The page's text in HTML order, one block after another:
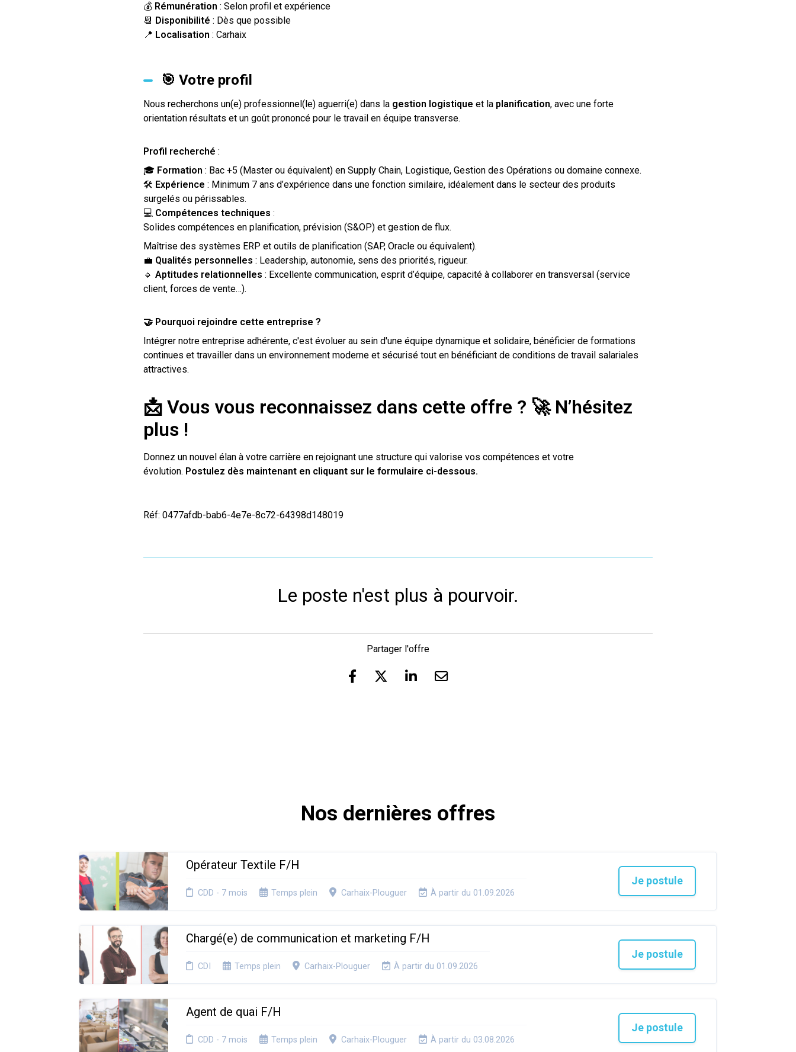
💰 Rémunération : Selon profil et expérience
📆 Disponibilité : Dès que possible
📍 Localisation : Carhaix
🎯 Votre profil
Nous recherchons un(e) professionnel(le) aguerri(e) dans la gestion logistique et la planification, avec une forte
orientation résultats et un goût prononcé pour le travail en équipe transverse.
Profil recherché :
🎓 Formation : Bac +5 (Master ou équivalent) en Supply Chain, Logistique, Gestion des Opérations ou domaine connexe.
🛠 Expérience : Minimum 7 ans d’expérience dans une fonction similaire, idéalement dans le secteur des produits
surgelés ou périssables.
💻 Compétences techniques :
Solides compétences en planification, prévision (S&OP) et gestion de flux.
Maîtrise des systèmes ERP et outils de planification (SAP, Oracle ou équivalent).
💼 Qualités personnelles : Leadership, autonomie, sens des priorités, rigueur.
🔹 Aptitudes relationnelles : Excellente communication, esprit d’équipe, capacité à collaborer en transversal (service
client, forces de vente…).
🤝 Pourquoi rejoindre cette entreprise ?
Intégrer notre entreprise adhérente, c'est évoluer au sein d'une équipe dynamique et solidaire, bénéficier de formations
continues et travailler dans un environnement moderne et sécurisé tout en bénéficiant de conditions de travail salariales
attractives.
📩 Vous vous reconnaissez dans cette offre ? 🚀 N’hésitez
plus !
Donnez un nouvel élan à votre carrière en rejoignant une structure qui valorise vos compétences et votre
évolution. Postulez dès maintenant en cliquant sur le formulaire ci-dessous.
Réf: 0477afdb-bab6-4e7e-8c72-64398d148019
Le poste n'est plus à pourvoir.
Partager l'offre
Nos dernières offres
Opérateur Textile F/H
CDD - 7 mois Temps plein Carhaix-Plouguer À partir du 01.09.2026
Je postule
Chargé(e) de communication et marketing F/H
CDI Temps plein Carhaix-Plouguer À partir du 01.09.2026
Je postule
Agent de quai F/H
CDD - 7 mois Temps plein Carhaix-Plouguer À partir du 03.08.2026
Je postule